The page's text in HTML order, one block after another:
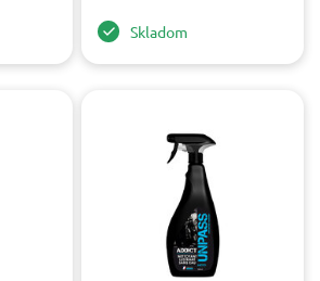
Skladom